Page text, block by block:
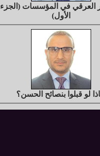
العرقي في المؤسسات (الجزء
الأول)
لو قبلوا بنصائح الحسن؟